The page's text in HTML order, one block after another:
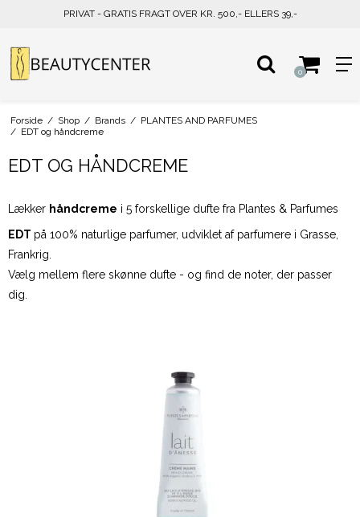
PRIVAT - GRATIS FRAGT OVER KR. 500,- ELLERS 39,-
0
Forside / Shop / Brands / PLANTES AND PARFUMES
/ EDT og håndcreme
EDT OG HÅNDCREME
Lækker håndcreme i 5 forskellige dufte fra Plantes & Parfumes
EDT på 100% naturlige parfumer, udviklet af parfumere i Grasse,
Frankrig.
Vælg mellem flere skønne dufte - og find de noter, der passer
dig.